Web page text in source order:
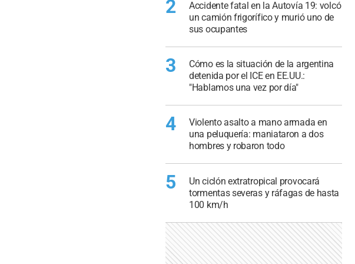
2
Accidente fatal en la Autovía 19: volcó
un camión frigorífico y murió uno de
sus ocupantes
3
Cómo es la situación de la argentina
detenida por el ICE en EE.UU.:
"Hablamos una vez por día"
4
Violento asalto a mano armada en
una peluquería: maniataron a dos
hombres y robaron todo
5
Un ciclón extratropical provocará
tormentas severas y ráfagas de hasta
100 km/h